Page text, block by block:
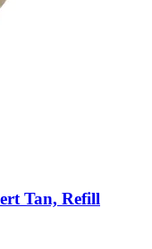
Tan, Refill